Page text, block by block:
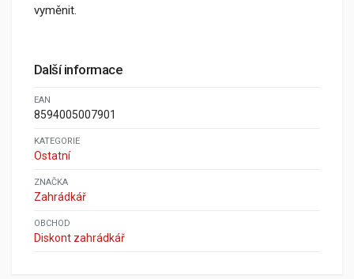
vyměnit.
Další informace
EAN
8594005007901
KATEGORIE
Ostatní
ZNAČKA
Zahrádkář
OBCHOD
Diskont zahrádkář